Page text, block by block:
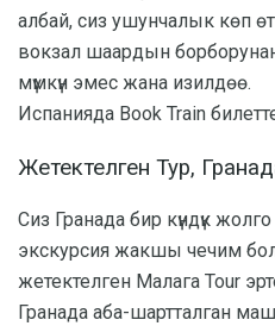
албай, сиз ушунчалык көп
вокзал шаардын
мүмкүн эмес жана изилдөө.
Испанияда Book Train
Жетектелген Тур,
Сиз Гранада бир күндүк
экскурсия жакшы чечим
жетектелген Малага Tour
Гранада аба-шартталган